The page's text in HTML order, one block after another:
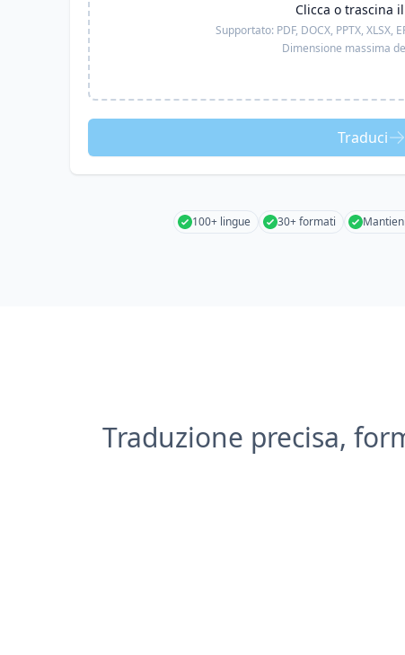
Clicca o trascina
Supportato: PDF, DOCX, PPTX, XLSX,
Dimensione massima
Traduci
100+ lingue 30+ formati
Traduzione precisa,